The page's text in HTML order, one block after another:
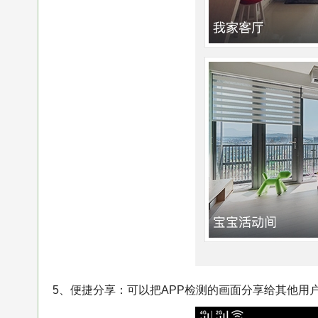
5、便捷分享：可以把APP检测的画面分享给其他用